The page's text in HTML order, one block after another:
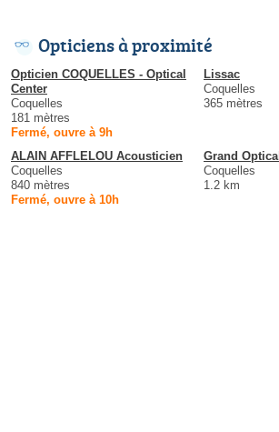
Opticiens à proximité
Opticien COQUELLES - Optical
Center
Coquelles
181 mètres
Fermé, ouvre à 9h
Lissac
Coquelles
365 mètres
ALAIN AFFLELOU Acousticien
Coquelles
840 mètres
Fermé, ouvre à 10h
Grand Optical
Coquelles
1.2 km